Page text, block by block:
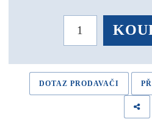
DOTAZ PRODAVAČI